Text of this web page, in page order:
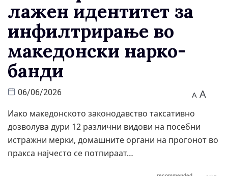
лажен идентитет за
инфилтрирање во
македонски нарко-
банди
06/06/2026 A A
Иако македонското законодавство таксативно
дозволува дури 12 различни видови на посебни
истражни мерки, домашните органи на прогонот во
пракса најчесто се потпираат…